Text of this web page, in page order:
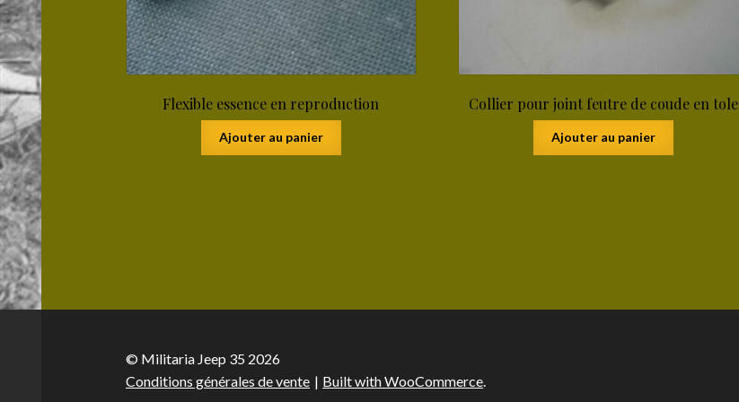
Flexible essence en reproduction
Ajouter au panier
Collier pour joint feutre de coude en tole
Ajouter au panier
© Militaria Jeep 35 2026
Conditions générales de vente
Built with WooCommerce.